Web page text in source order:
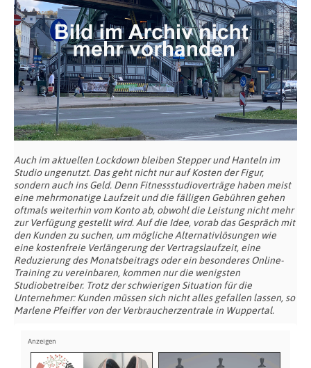
Auch im aktuellen Lockdown bleiben Stepper und Hanteln im
Studio ungenutzt. Das geht nicht nur auf Kosten der Figur,
sondern auch ins Geld. Denn Fitnessstudioverträge haben meist
eine mehrmonatige Laufzeit und die fälligen Gebühren gehen
oftmals weiterhin vom Konto ab, obwohl die Leistung nicht mehr
zur Verfügung gestellt wird. Auf die Idee, vorab das Gespräch mit
den Kunden zu suchen, um mögliche Alternativlösungen wie
eine kostenfreie Verlängerung der Vertragslaufzeit, eine
Reduzierung des Monatsbeitrags oder ein besonderes Online-
Training zu vereinbaren, kommen nur die wenigsten
Studiobetreiber. Trotz der schwierigen Situation für die
Unternehmer: Kunden müssen sich nicht alles gefallen lassen, so
Marlene Pfeiffer von der Verbraucherzentrale in Wuppertal.